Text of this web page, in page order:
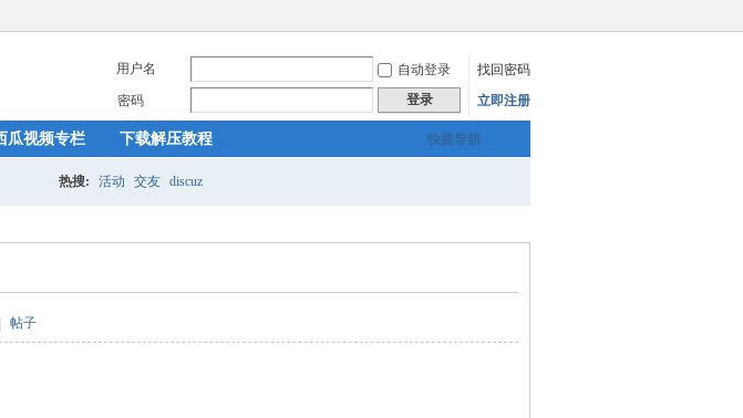
用户名 自动登录
找回密码
密码
登录 立即注册
快捷导航
瓜视频专栏 下载解压教程
热搜: 活动 交友 discuz
帖子